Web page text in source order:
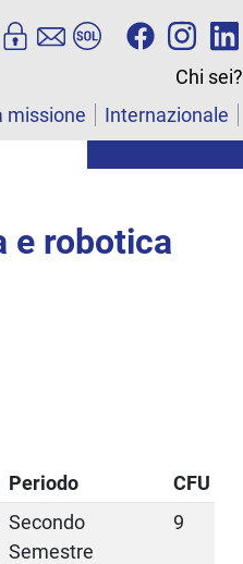
Chi sei?
missione Internazionale
e robotica
Periodo
CFU
Secondo
Semestre
9